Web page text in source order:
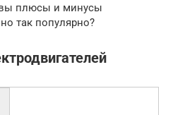
плюсы и минусы
так популярно?